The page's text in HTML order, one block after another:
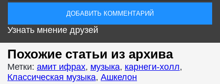
Узнать мнение друзей
Похожие статьи из архива
Метки: амит ифрах, музыка, карнеги-холл,
Классическая музыка, Ашкелон